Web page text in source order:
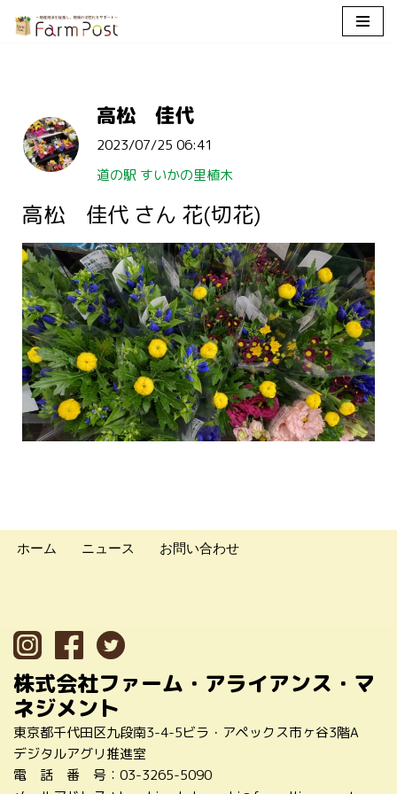
ツ
へ
ッ
プ
高松 佳代
2023/07/25 06:41
道の駅 すいかの里植木
高松 佳代 さん 花(切花)
ホーム ニュース お問い合わせ
株式会社ファーム・アライアンス・マ
ネジメント
東京都千代田区九段南3-4-5ビラ・アペックス市ヶ谷3階A
デジタルアグリ推進室
電 話 番 号： 03-3265-5090